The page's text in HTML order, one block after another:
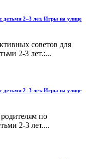
детьми 2–3 лет. Игры на улице
советов для
2-3 лет.:...
детьми 2–3 лет. Игры на улице
по
2-3 лет....